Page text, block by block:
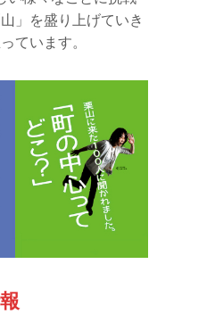
」を盛り上げていき
ています。